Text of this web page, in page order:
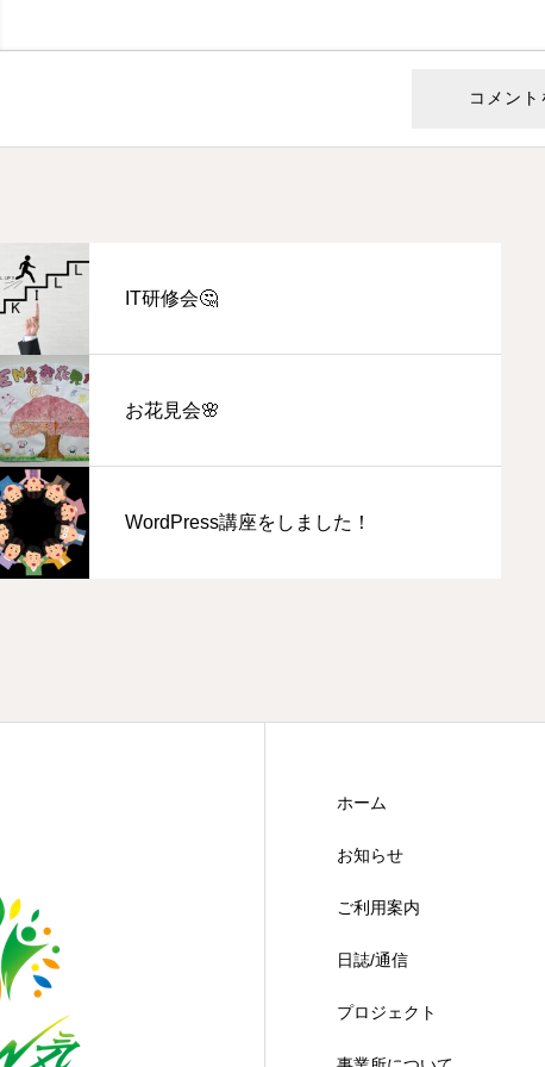
IT研修会🤔
お花見会🌸
WordPress講座をしました！
ホーム
お知らせ
ご利用案内
日誌/通信
プロジェクト